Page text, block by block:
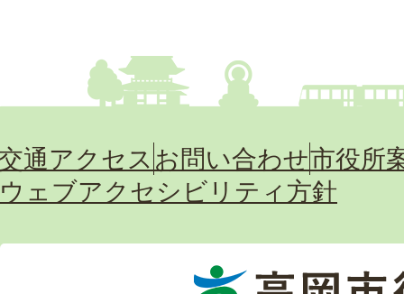
通アクセス お問い合わせ市役所
ウェブアクセシビリティ方針